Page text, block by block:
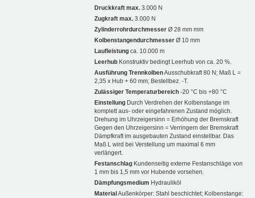
Druckkraft max. 3.000 N
Zugkraft max. 3.000 N
Zylinderrohrdurchmesser Ø 28 mm mm
Kolbenstangendurchmesser Ø 10 mm
Laufleistung ca. 10.000 m
Leerhub Konstruktiv bedingt Leerhub von ca. 20 %.
Ausführung TrennkolbenAusschubkraft 80 N; Maß L =
2,35 x Hub + 60 mm; Bestellbez. -T.
Zulässiger Temperaturbereich -20 °C bis +80 °C
Einstellung Durch Verdrehen der Kolbenstange im
komplett aus- oder eingefahrenen Zustand möglich.
Drehung im Uhrzeigersinn = Erhöhung der Bremskraft
Gegen den Uhrzeigersinn = Verringern der Bremskraft
Dämpfkraft im ausgebauten Zustand einstellbar. Das
Maß L wird bei Verstellung um maximal 6 mm
verlängert.
Festanschlag Kundenseitig externe Festanschläge von
1 mm bis 1,5 mm vor Hubende vorsehen.
Dämpfungsmedium Hydrauliköl
Material Außenkörper: Stahl beschichtet; Kolbenstange: